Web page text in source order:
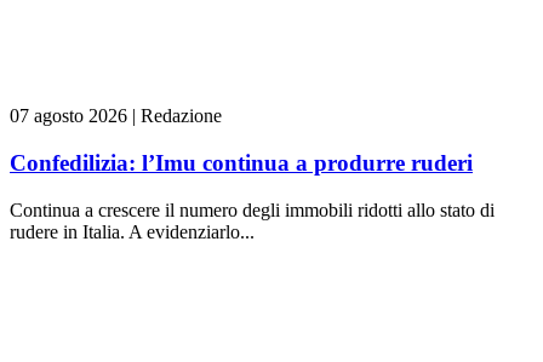
07 agosto 2026 | Redazione
Confedilizia: l’Imu continua a produrre ruderi
Continua a crescere il numero degli immobili ridotti allo stato di
rudere in Italia. A evidenziarlo...